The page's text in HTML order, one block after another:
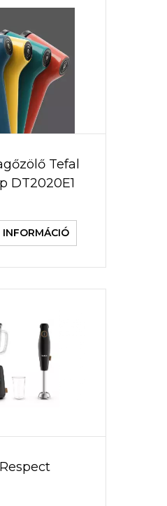
Tefal
DT2020E1